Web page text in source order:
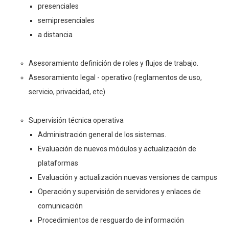
presenciales
semipresenciales
a distancia
Asesoramiento definición de roles y flujos de trabajo.
Asesoramiento legal - operativo (reglamentos de uso,
servicio, privacidad, etc)
Supervisión técnica operativa
Administración general de los sistemas.
Evaluación de nuevos módulos y actualización de
plataformas
Evaluación y actualización nuevas versiones de campus
Operación y supervisión de servidores y enlaces de
comunicación
Procedimientos de resguardo de información